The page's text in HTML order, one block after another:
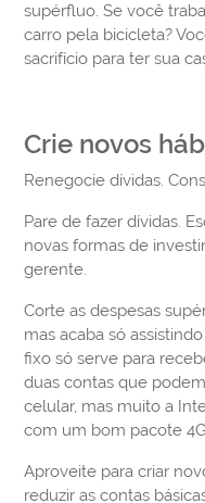
supérfluo. Se você
carro pela bicicleta?
sacrifício para ter sua
Crie novos
Renegocie dívidas.
Pare de fazer dívidas.
novas formas de
gerente.
Corte as despesas
mas acaba só
fixo só serve para
duas contas que
celular, mas muito a
com um bom pacote
Aproveite para criar
reduzir as contas